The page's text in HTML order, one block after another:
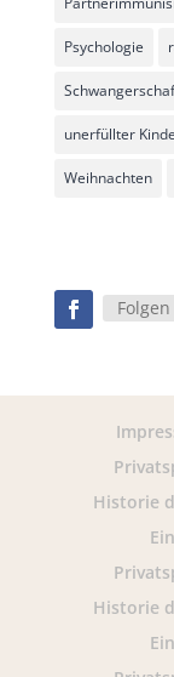
Psychologie
unerfüllter
Weihnachten
Folgen
Historie
Historie